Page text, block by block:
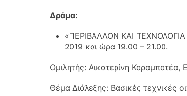
Δράμα:
«ΠΕΡΙΒΑΛΛΟΝ ΚΑΙ ΤΕΧΝΟΛΟΓΙΑ
2019 και ώρα 19.00 – 21.00.
Ομιλητής: Αικατερίνη
Θέμα Διάλεξης: Βασικές τεχνικές